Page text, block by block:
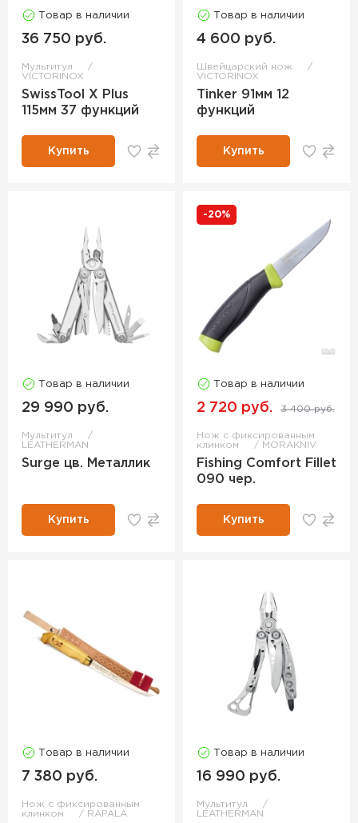
Товар в наличии
36 750 руб.
Мультитул
VICTORINOX
SwissTool X Plus
115мм 37 функций
Купить
Товар в наличии
4 600 руб.
Швейцарский нож
VICTORINOX
Tinker 91мм 12
функций
Купить
Товар в наличии
29 990 руб.
Мультитул
LEATHERMAN
Surge цв. Металлик
Купить
-20%
Товар в наличии
2 720 руб. 3 400 руб.
Нож с фиксированным
клинком
MORAKNIV
Fishing Comfort Fillet
090 чер.
Купить
Товар в наличии
7 380 руб.
Нож с фиксированным
клинком
RAPALA
Товар в наличии
16 990 руб.
Мультитул
LEATHERMAN